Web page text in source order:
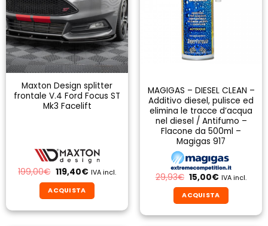
Maxton Design splitter
frontale V.4 Ford Focus ST
Mk3 Facelift
199,00€ Il
prezzo
originale
era:
199,00€.
119,40€Il
attuale
è:
119,40€.
IVA incl.
ACQUISTA
MAGIGAS – DIESEL CLEAN –
Additivo diesel, pulisce ed
elimina le tracce d’acqua
nel diesel / Antifumo –
Flacone da 500ml –
Magigas 917
29,93€ Il
prezzo
originale
era:
29,93€.
15,00€Il
attuale
è:
15,00€.
IVA incl.
ACQUISTA